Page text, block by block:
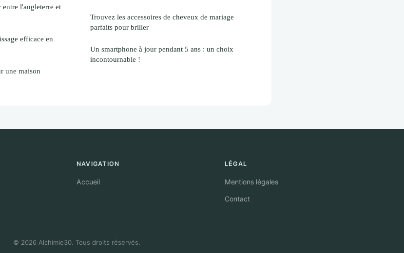
entre l'angleterre et
efficace en
une maison
Trouvez les accessoires de cheveux de mariage
parfaits pour briller
Un smartphone à jour pendant 5 ans : un choix
incontournable !
NAVIGATION
Accueil
LÉGAL
Mentions légales
Contact
© 2026 Alchimie30. Tous droits réservés.